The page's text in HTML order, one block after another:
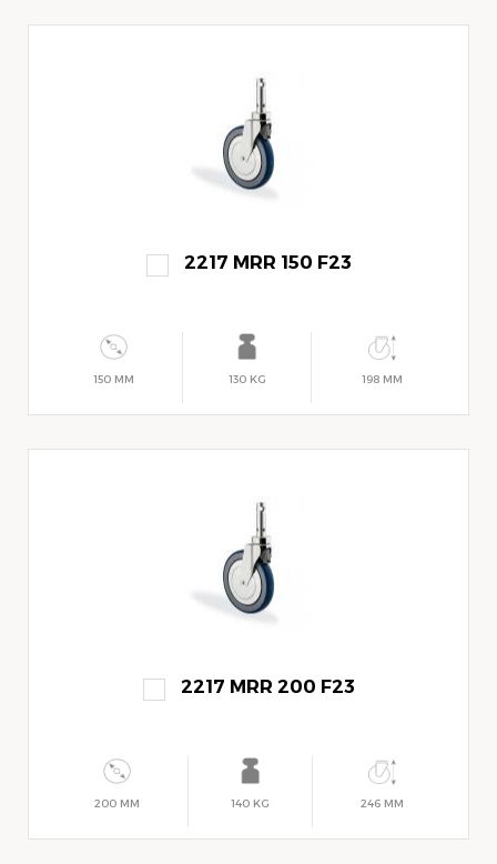
2217 MRR 150 F23
150 MM 130 KG 198 MM
2217 MRR 200 F23
200 MM 140 KG 246 MM